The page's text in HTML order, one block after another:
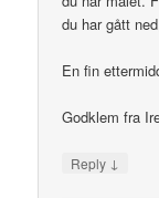
du har gått
En fin
Godklem fra
Reply ↓